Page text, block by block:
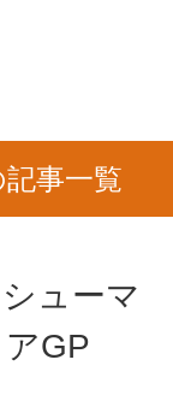
事一覧
ューマ
GP